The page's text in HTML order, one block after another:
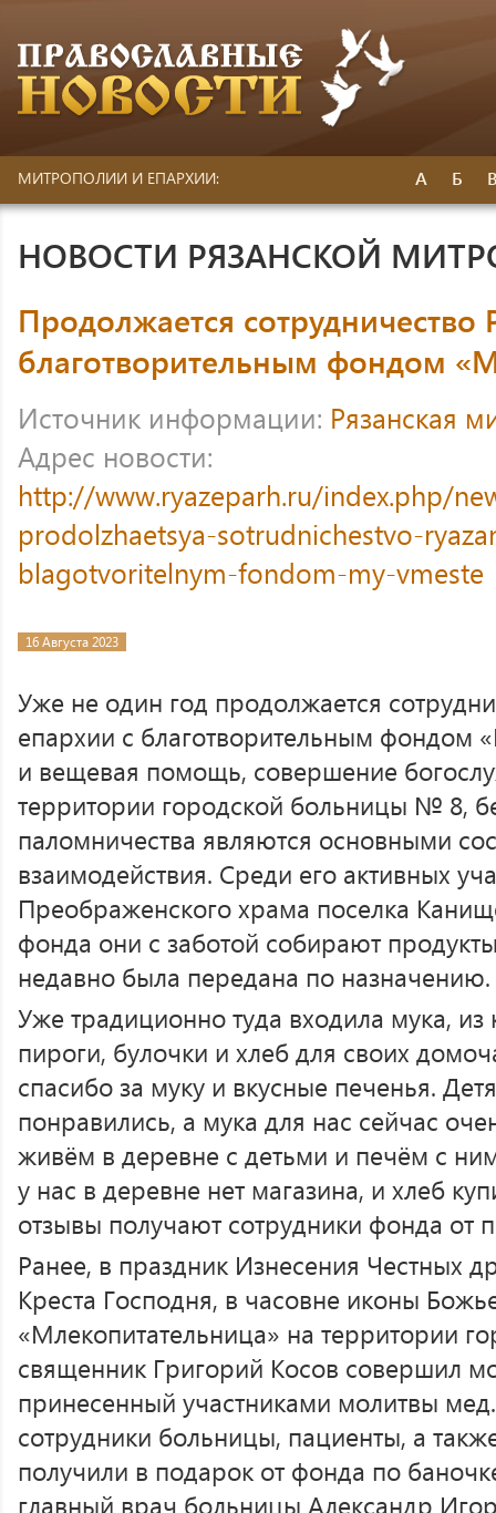
МИТРОПОЛИИ И ЕПАРХИИ: А Б
НОВОСТИ РЯЗАНСКОЙ
Продолжается сотрудничество
благотворительным фондом
Источник информации: Рязанская
Адрес новости:
http://www.ryazeparh.ru/index.php/
prodolzhaetsya-sotrudnichestvo-
blagotvoritelnym-fondom-my-vmeste
16 Августа 2023
Уже не один год продолжается
епархии с благотворительным фондом
и вещевая помощь, совершение
территории городской больницы № 8,
паломничества являются основными
взаимодействия. Среди его активных
Преображенского храма поселка
фонда они с заботой собирают
недавно была передана по назначению.
Уже традиционно туда входила мука, из
пироги, булочки и хлеб для своих
спасибо за муку и вкусные печенья.
понравились, а мука для нас сейчас
живём в деревне с детьми и печём с
у нас в деревне нет магазина, и хлеб
отзывы получают сотрудники фонда от
Ранее, в праздник Изнесения Честных
Креста Господня, в часовне иконы
«Млекопитательница» на территории
священник Григорий Косов совершил
принесенный участниками молитвы
сотрудники больницы, пациенты, а
получили в подарок от фонда по
главный врач больницы Александр